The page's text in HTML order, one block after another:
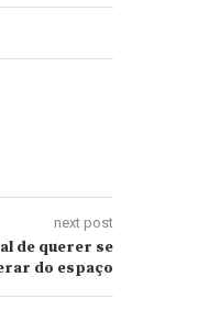
next post
de querer se
do espaço